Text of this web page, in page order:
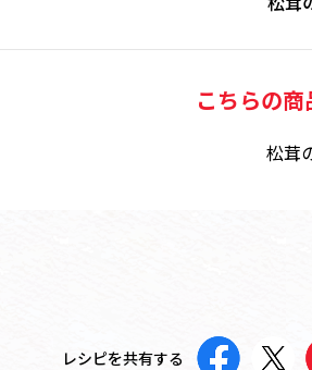
こちらの商
松茸
レシピを共有する